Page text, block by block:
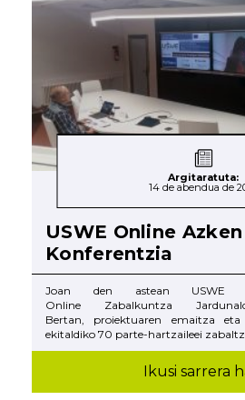
Argitaratuta:
14 de abendua de
USWE Online Azken
Konferentzia
Joan den astean USWE
Online Zabalkuntza
Bertan, proiektuaren emaitza
ekitaldiko 70 parte-hartzaileei
Ikusi sarrera